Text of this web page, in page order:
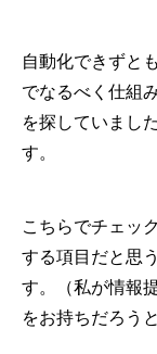
自動化できずと
でなるべく仕組
を探していまし
す。
こちらでチェッ
する項目だと思
す。（私が情報
をお持ちだろう